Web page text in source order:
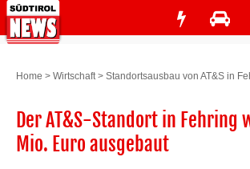
Home > Wirtschaft> Standortsausbau von AT&S in
Der AT&S-Standort in Fehring
Mio. Euro ausgebaut